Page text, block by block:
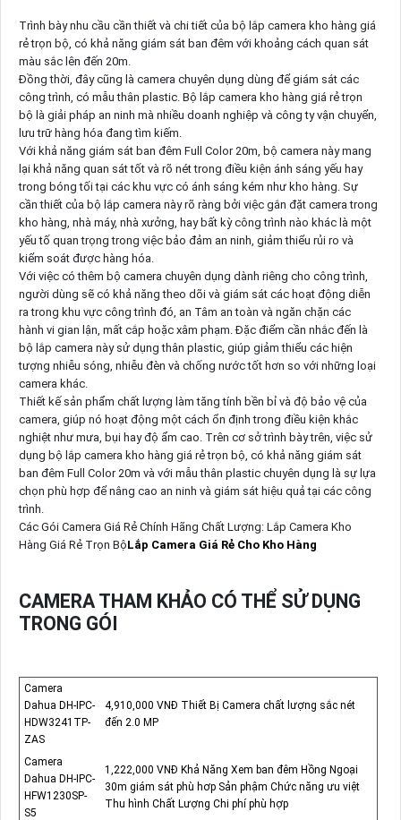
Trình bày nhu cầu cần thiết và chi tiết của bộ lắp camera kho hàng giá
rẻ trọn bộ, có khả năng giám sát ban đêm với khoảng cách quan sát
màu sắc lên đến 20m.
Đồng thời, đây cũng là camera chuyên dụng dùng để giám sát các
công trình, có mẫu thân plastic. Bộ lắp camera kho hàng giá rẻ trọn
bộ là giải pháp an ninh mà nhiều doanh nghiệp và công ty vận chuyển,
lưu trữ hàng hóa đang tìm kiếm.
Với khả năng giám sát ban đêm Full Color 20m, bộ camera này mang
lại khả năng quan sát tốt và rõ nét trong điều kiện ánh sáng yếu hay
trong bóng tối tại các khu vực có ánh sáng kém như kho hàng. Sự
cần thiết của bộ lắp camera này rõ ràng bởi việc gắn đặt camera trong
kho hàng, nhà máy, nhà xưởng, hay bất kỳ công trình nào khác là một
yếu tố quan trọng trong việc bảo đảm an ninh, giảm thiểu rủi ro và
kiểm soát được hàng hóa.
Với việc có thêm bộ camera chuyên dụng dành riêng cho công trình,
người dùng sẽ có khả năng theo dõi và giám sát các hoạt động diễn
ra trong khu vực công trình đó, an Tâm an toàn và ngăn chặn các
hành vi gian lận, mất cắp hoặc xâm phạm. Đặc điểm cần nhắc đến là
bộ lắp camera này sử dụng thân plastic, giúp giảm thiểu các hiện
tượng nhiễu sóng, nhiễu đèn và chống nước tốt hơn so với những loại
camera khác.
Thiết kế sản phẩm chất lượng làm tăng tính bền bỉ và độ bảo vệ của
camera, giúp nó hoạt động một cách ổn định trong điều kiện khắc
nghiệt như mưa, bụi hay độ ẩm cao. Trên cơ sở trình bày trên, việc sử
dụng bộ lắp camera kho hàng giá rẻ trọn bộ, có khả năng giám sát
ban đêm Full Color 20m và với mẫu thân plastic chuyên dụng là sự lựa
chọn phù hợp để nâng cao an ninh và giám sát hiệu quả tại các công
trình.
Các Gói Camera Giá Rẻ Chính Hãng Chất Lượng: Lắp Camera Kho
Hàng Giá Rẻ Trọn BộLắp Camera Giá Rẻ Cho Kho Hàng
CAMERA THAM KHẢO CÓ THỂ SỬ DỤNG
TRONG GÓI
Camera
Dahua DH-IPC-
HDW3241TP-
ZAS
4,910,000 VNĐ Thiết Bị Camera chất lượng sắc nét
đến 2.0 MP
Camera
Dahua DH-IPC-
HFW1230SP-
S5
1,222,000 VNĐ Khả Năng Xem ban đêm Hồng Ngoại
30m giám sát phù hơp Sản phậm Chức năng ưu việt
Thu hình Chất Lượng Chi phí phù hợp